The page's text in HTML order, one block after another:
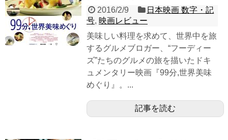
2016/2/9
日本映画 数字・記
号, 映画レビュー
美味しい料理を求めて、世界中を旅
するグルメブロガー、“フーディー
ズ”たちのグルメの旅を描いたドキ
ュメンタリー映画『99分,世界美味
めぐり』。...
記事を読む